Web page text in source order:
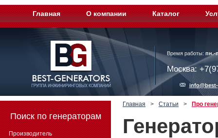
Главная О компании Каталог
Время работы: пн.-
Москва:
Поиск по генераторам
Производитель
Главная > Статьи > Про